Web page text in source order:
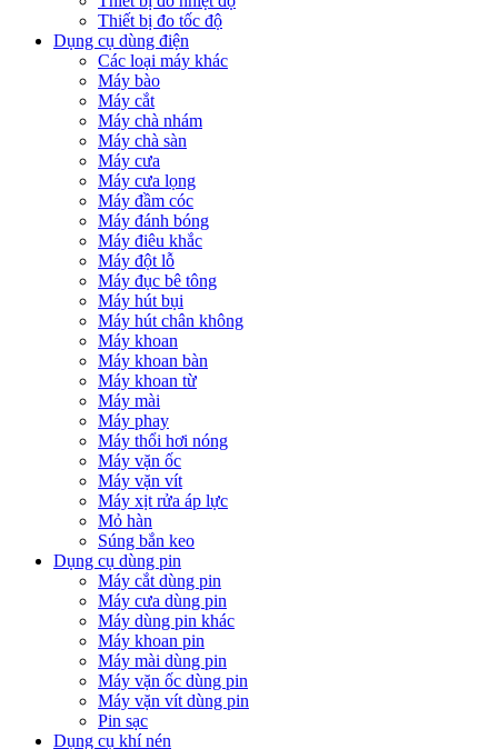
Thiết bị đo tốc độ
Dụng cụ dùng điện
Các loại máy khác
Máy bào
Máy cắt
Máy chà nhám
Máy chà sàn
Máy cưa
Máy cưa lọng
Máy đầm cóc
Máy đánh bóng
Máy điêu khắc
Máy đột lỗ
Máy đục bê tông
Máy hút bụi
Máy hút chân không
Máy khoan
Máy khoan bàn
Máy khoan từ
Máy mài
Máy phay
Máy thổi hơi nóng
Máy vặn ốc
Máy vặn vít
Máy xịt rửa áp lực
Mỏ hàn
Súng bắn keo
Dụng cụ dùng pin
Máy cắt dùng pin
Máy cưa dùng pin
Máy dùng pin khác
Máy khoan pin
Máy mài dùng pin
Máy vặn ốc dùng pin
Máy vặn vít dùng pin
Pin sạc
Dụng cụ khí nén